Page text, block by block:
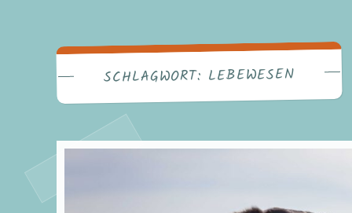
SCHLAGWORT: LEBEWESEN